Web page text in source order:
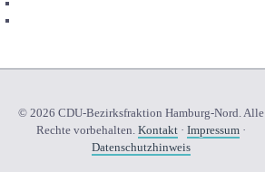
© 2026 CDU-Bezirksfraktion Hamburg-Nord. Alle
Rechte vorbehalten. Kontakt· Impressum·
Datenschutzhinweis